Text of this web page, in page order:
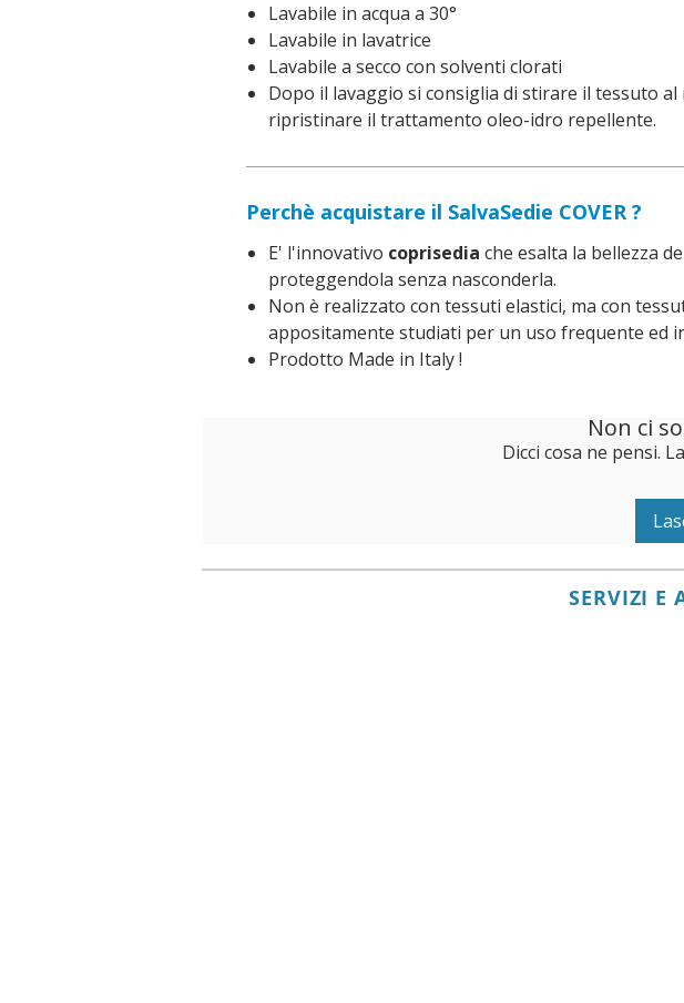
Lavabile in acqua a 30°
Lavabile in lavatrice
Lavabile a secco con solventi clorati
Dopo il lavaggio si consiglia di stirare il tessuto al
ripristinare il trattamento oleo-idro repellente.
Perchè acquistare il SalvaSedie COVER ?
E' l'innovativo coprisedia che esalta la bellezza
proteggendola senza nasconderla.
Non è realizzato con tessuti elastici, ma con
appositamente studiati per un uso frequente ed
Prodotto Made in Italy !
Non ci
Dicci cosa ne pensi.
SERVIZI E